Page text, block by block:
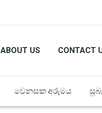
ABOUT US CONTACT
වෙනසක අරුමය